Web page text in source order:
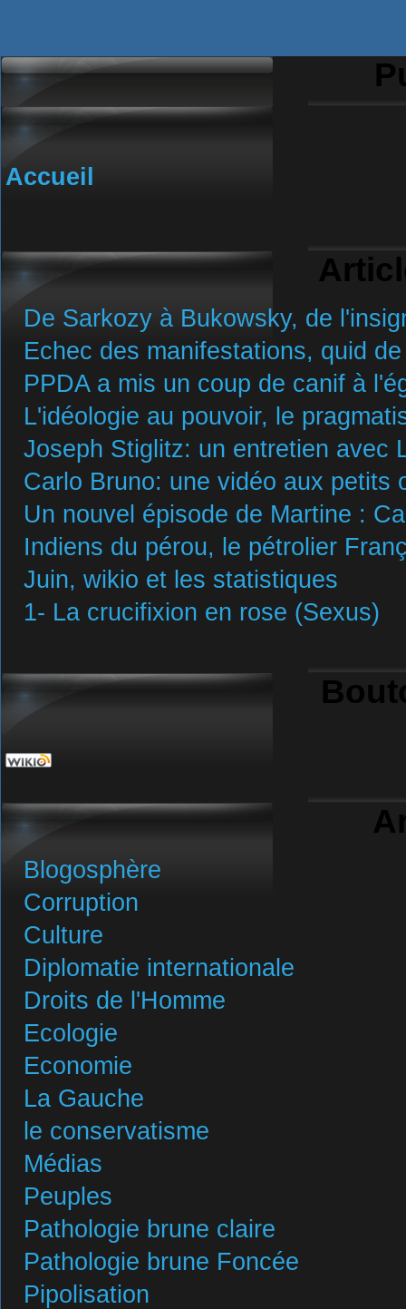
Accueil
De Sarkozy à Bukowsky, de
Echec des manifestations, quid
PPDA a mis un coup de canif à
L'idéologie au pouvoir, le
Joseph Stiglitz: un entretien avec
Carlo Bruno: une vidéo aux petits
Un nouvel épisode de Martine :
Indiens du pérou, le pétrolier
Juin, wikio et les statistiques
1- La crucifixion en rose (Sexus)
Blogosphère
Corruption
Culture
Diplomatie internationale
Droits de l'Homme
Ecologie
Economie
La Gauche
le conservatisme
Médias
Peuples
Pathologie brune claire
Pathologie brune Foncée
Pipolisation